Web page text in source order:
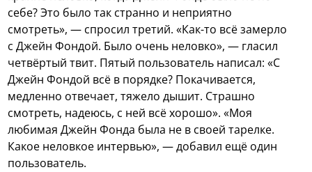
себе? Это было так странно и неприятно
смотреть», — спросил третий. «Как-то всё замерло
с Джейн Фондой. Было очень неловко», — гласил
четвёртый твит. Пятый пользователь написал: «С
Джейн Фондой всё в порядке? Покачивается,
медленно отвечает, тяжело дышит. Страшно
смотреть, надеюсь, с ней всё хорошо». «Моя
любимая Джейн Фонда была не в своей тарелке.
Какое неловкое интервью», — добавил ещё один
пользователь.